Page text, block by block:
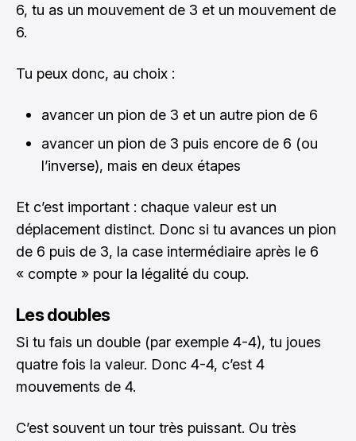
6, tu as un mouvement de 3 et un mouvement de
6.
Tu peux donc, au choix :
avancer un pion de 3 et un autre pion de 6
avancer un pion de 3 puis encore de 6 (ou
l’inverse), mais en deux étapes
Et c’est important : chaque valeur est un
déplacement distinct. Donc si tu avances un pion
de 6 puis de 3, la case intermédiaire après le 6
« compte » pour la légalité du coup.
Les doubles
Si tu fais un double (par exemple 4-4), tu joues
quatre fois la valeur. Donc 4-4, c’est 4
mouvements de 4.
C’est souvent un tour très puissant. Ou très